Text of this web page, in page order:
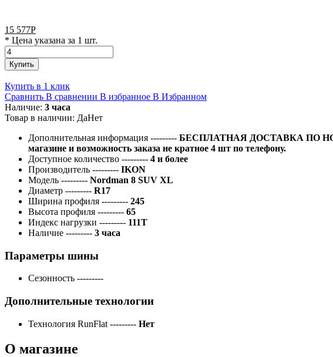
15 577Р
* Цена указана за 1 шт.
Купить
Купить в 1 клик
Сравнить В сравнении В избранное В Избранном
Наличие: 3 часа
Товар в наличии: ДаНет
Дополнительная информация --------- БЕСПЛАТНАЯ ДОСТАВКА ПО
магазине и возможность заказа не кратное 4 шт по телефону.
Доступное количество --------- 4 и более
Производитель --------- IKON
Модель --------- Nordman 8 SUV XL
Диаметр --------- R17
Ширина профиля --------- 245
Высота профиля --------- 65
Индекс нагрузки --------- 111T
Наличие --------- 3 часа
Параметры шины
Сезонность ---------
Дополнительные технологии
Технология RunFlat --------- Нет
О магазине